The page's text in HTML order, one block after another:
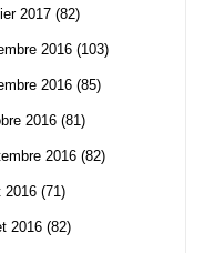
2017 (82)
2016 (103)
2016 (85)
2016 (81)
2016 (82)
2016 (71)
2016 (82)